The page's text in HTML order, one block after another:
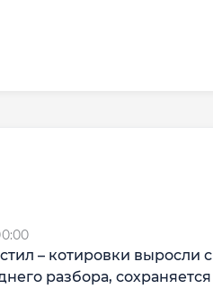
– котировки выросли с
разбора, сохраняется